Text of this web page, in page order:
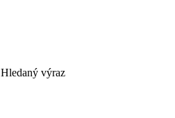
Hledaný výraz